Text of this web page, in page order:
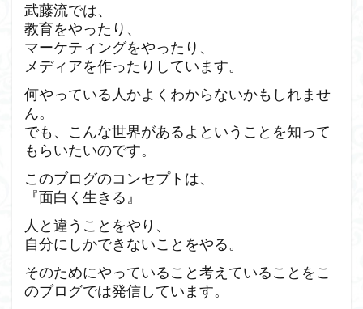
武藤流では、
教育をやったり、
マーケティングをやったり、
メディアを作ったりしています。
何やっている人かよくわからないかもしれませ
ん。
でも、こんな世界があるよということを知って
もらいたいのです。
このブログのコンセプトは、
『面白く生きる』
人と違うことをやり、
自分にしかできないことをやる。
そのためにやっていること考えていることをこ
のブログでは発信しています。